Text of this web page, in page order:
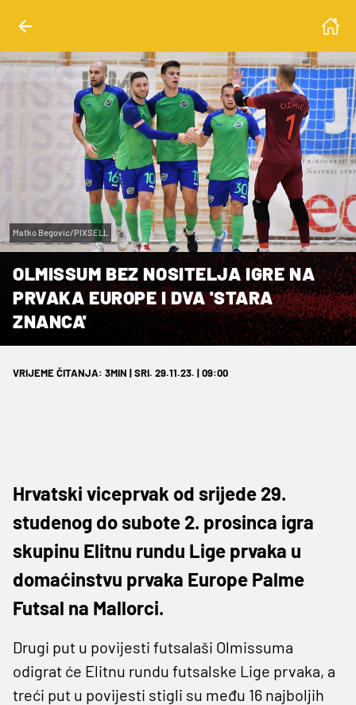
Matko Begovic/PIXSELL
OLMISSUM BEZ NOSITELJA IGRE NA
PRVAKA EUROPE I DVA 'STARA
ZNANCA'
VRIJEME ČITANJA: 3MIN | SRI. 29.11.23. | 09:00
Hrvatski viceprvak od srijede 29.
studenog do subote 2. prosinca igra
skupinu Elitnu rundu Lige prvaka u
domaćinstvu prvaka Europe Palme
Futsal na Mallorci.
Drugi put u povijesti futsalaši Olmissuma
odigrat će Elitnu rundu futsalske Lige prvaka, a
treći put u povijesti stigli su među 16 najboljih